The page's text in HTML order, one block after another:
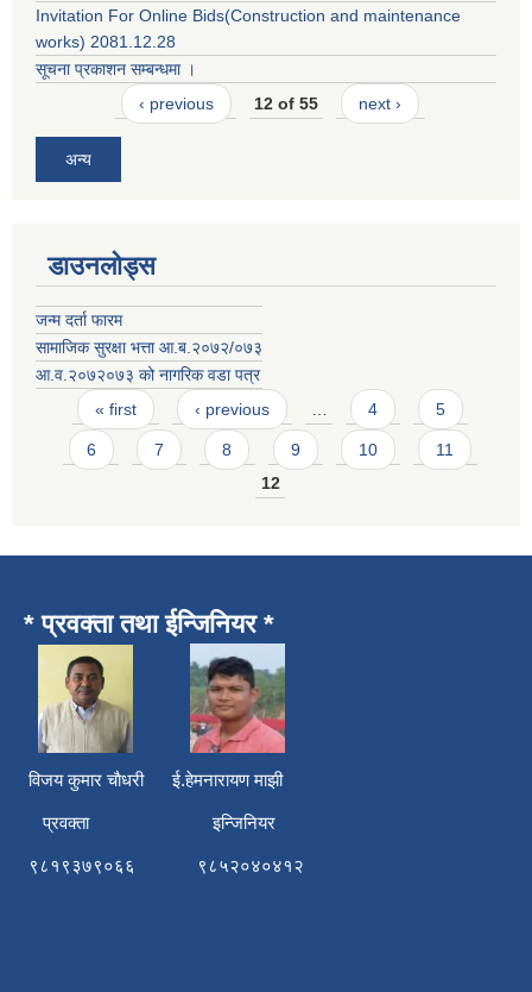
Invitation For Online Bids(Construction and maintenance
works) 2081.12.28
सूचना प्रकाशन सम्बन्धमा ।
‹ previous
12 of 55 next ›
अन्य
डाउनलोड्स
जन्म दर्ता फारम
सामाजिक सुरक्षा भत्ता आ.ब.२०७२/०७३
आ.व.२०७२०७३ को नागरिक वडा पत्र
Pages
« first ‹ previous 4 5
6 7 8 9 10
11
12
* प्रवक्ता तथा ईन्जिनियर *
विजय कुमार चाैधरी ई.हेमनारायण माझी
प्रवक्ता इन्जिनियर
९८१९३७९०६६ ९८५२०४०४१२